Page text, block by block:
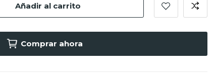
Añadir al carrito
Comprar ahora